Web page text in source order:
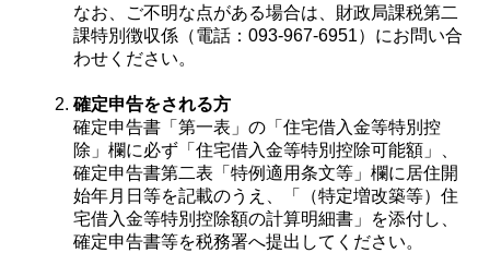
なお、ご不明な点がある場合は、財政局課税第二
課特別徴収係（電話：093-967-6951）にお問い合
わせください。
確定申告をされる方
確定申告書「第一表」の「住宅借入金等特別控
除」欄に必ず「住宅借入金等特別控除可能額」、
確定申告書第二表「特例適用条文等」欄に居住開
始年月日等を記載のうえ、「（特定増改築等）住
宅借入金等特別控除額の計算明細書」を添付し、
確定申告書等を税務署へ提出してください。